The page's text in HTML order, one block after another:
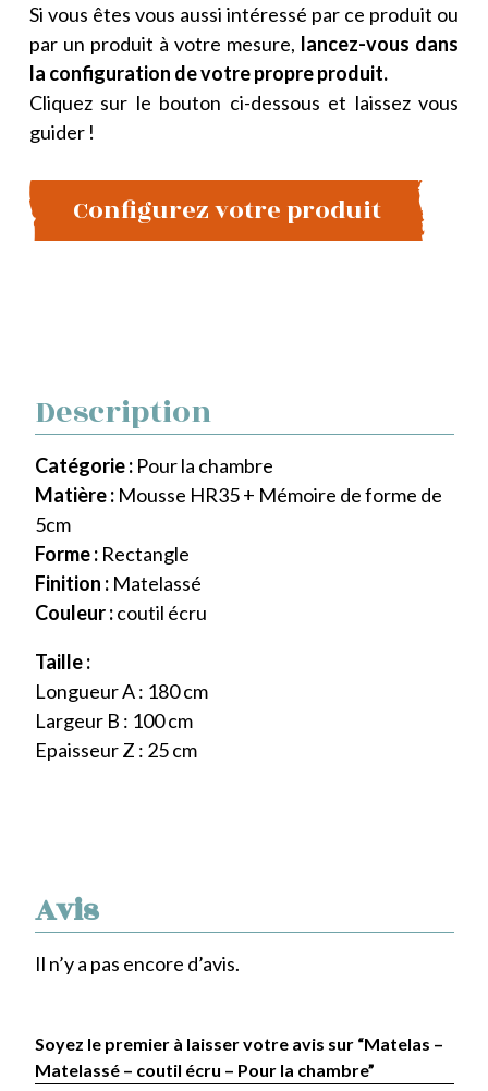
Si vous êtes vous aussi intéressé par ce produit ou
par un produit à votre mesure, lancez-vous dans
la configuration de votre propre produit.
Cliquez sur le bouton ci-dessous et laissez vous
guider !
Configurez votre produit
Avis
Il n’y a pas encore d’avis.
Soyez le premier à laisser votre avis sur “Matelas –
Matelassé – coutil écru – Pour la chambre”
Description
Catégorie : Pour la chambre
Matière : Mousse HR35 + Mémoire de forme de
5cm
Forme : Rectangle
Finition : Matelassé
Couleur :coutil écru
Taille :
Longueur A : 180 cm
Largeur B : 100 cm
Epaisseur Z : 25 cm